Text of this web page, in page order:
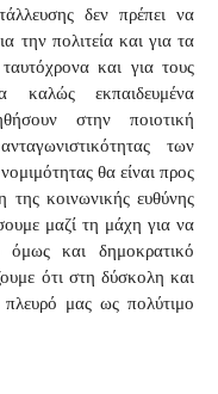
δεν πρέπει να
την πολιτεία και για τα
και για τους
καλώς εκπαιδευμένα
στην ποιοτική
των
θα είναι προς
της κοινωνικής ευθύνης
μαζί τη μάχη για να
και δημοκρατικό
ότι στη δύσκολη και
μας ως πολύτιμο